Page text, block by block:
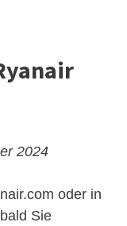
2024
oder in
Sie